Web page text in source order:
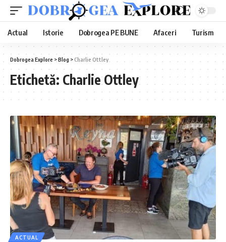
Actual Istorie Dobrogea PE BUNE Afaceri Turism
Dobrogea Explore >Blog >Charlie Ottley
Etichetă: Charlie Ottley
ACTUAL